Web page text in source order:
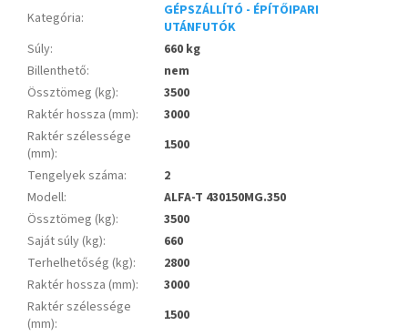
Kategória:
GÉPSZÁLLÍTÓ - ÉPÍTŐIPARI
UTÁNFUTÓK
Súly:
660 kg
Billenthető:
nem
Össztömeg (kg):
3500
Raktér hossza (mm):
3000
Raktér szélessége
(mm):
1500
Tengelyek száma:
2
Modell:
ALFA-T 430150MG.350
Össztömeg (kg):
3500
Saját súly (kg):
660
Terhelhetőség (kg):
2800
Raktér hossza (mm):
3000
Raktér szélessége
(mm):
1500